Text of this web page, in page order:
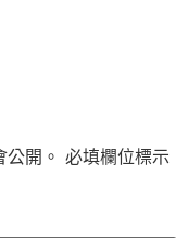
開。 必填欄位標示